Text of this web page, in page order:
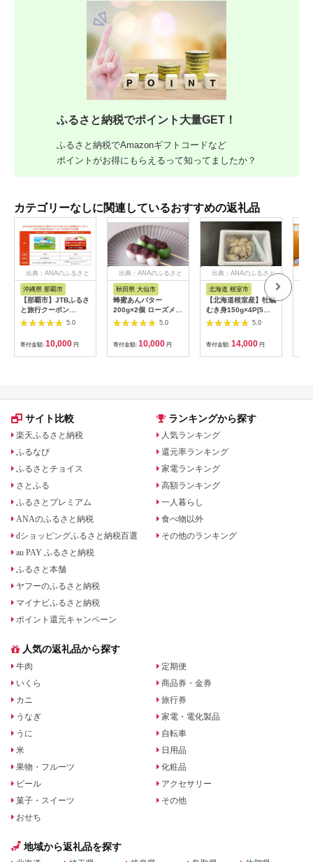
ふるさと納税でポイント大量GET！
ふるさと納税でAmazonギフトコードなど
ポイントがお得にもらえるって知ってましたか？
カテゴリーなしに関連しているおすすめの返礼品
出典：ANAのふるさと
沖縄県 那覇市
【那覇市】JTBふるさ
と旅行クーポン
（3,000円分）有効期
間3年（Eメール発
行）｜旅行 トラベル
予約 国内旅行 JTB 宿
泊 観光 体験 旅行券
人気 おすすめ 旅行ク
ン ネット予約 電話 有
5.0
寄付金額: 10,000 円
出典：ANAのふるさと
秋田県 大仙市
蜂蜜あんバター
200g×2個 ローズメイ
[あんバター はちみ
つ 発酵バター あん
こ 水あめ不使用 秋
田県 大仙市]
5.0
寄付金額: 10,000 円
出典：ANAのふるさと
納税
北海道 根室市
【北海道根室産】牡蠣
むき身150g×4P[5月
下旬以降発送] A-
5.0
寄付金額: 14,000 円
サイト比較
楽天ふるさと納税
ふるなび
ふるさとチョイス
さとふる
ふるさとプレミアム
ANAのふるさと納税
dショッピングふるさと納税百選
au PAY ふるさと納税
ふるさと本舗
ヤフーのふるさと納税
マイナビふるさと納税
ポイント還元キャンペーン
ランキングから探す
人気ランキング
還元率ランキング
家電ランキング
高額ランキング
一人暮らし
食べ物以外
その他のランキング
人気の返礼品から探す
牛肉
いくら
カニ
うなぎ
うに
米
果物・フルーツ
ビール
菓子・スイーツ
おせち
定期便
商品券・金券
旅行券
家電・電化製品
自転車
日用品
化粧品
アクセサリー
その他
地域から返礼品を探す